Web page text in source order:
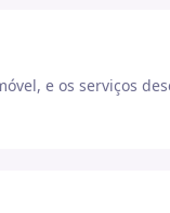
e os serviços